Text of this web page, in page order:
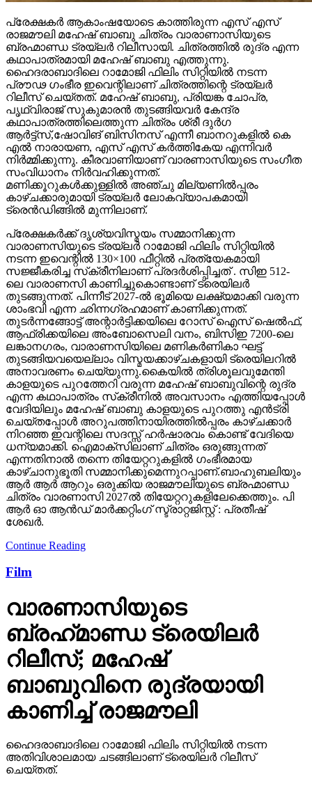
പ്രേക്ഷകർ ആകാംഷയോടെ കാത്തിരുന്ന എസ് എസ്
രാജമൗലി മഹേഷ് ബാബു ചിത്രം വാരാണാസിയുടെ
ബ്രഹ്മാണ്ഡ ട്രയ്ലർ റിലീസായി. ചിത്രത്തിൽ രുദ്ര എന്ന
കഥാപാത്രമായി മഹേഷ് ബാബു എത്തുന്നു.
ഹൈദരാബാദിലെ റാമോജി ഫിലിം സിറ്റിയിൽ നടന്ന
പ്രൗഢ ഗംഭീര ഇവെന്റിലാണ് ചിത്രത്തിന്റെ ട്രയ്ലർ
റിലീസ് ചെയ്തത്. മഹേഷ് ബാബു, പ്രിയങ്ക ചോപ്ര,
പൃഥ്വിരാജ് സുകുമാരൻ തുടങ്ങിയവർ കേന്ദ്ര
കഥാപാത്രത്തിലെത്തുന്ന ചിത്രം ശ്രീ ദുർഗ
ആർട്ട്സ്,ഷോവിങ് ബിസിനസ് എന്നീ ബാനറുകളിൽ കെ
എൽ നാരായണ, എസ് എസ് കർത്തികേയ എന്നിവർ
നിർമ്മിക്കുന്നു. കീരവാണിയാണ് വാരണാസിയുടെ സംഗീത
സംവിധാനം നിർവഹിക്കുന്നത്.
മണിക്കൂറുകൾക്കുള്ളിൽ അഞ്ചു മില്യണിൽപ്പരം
കാഴ്ചക്കാരുമായി ട്രയ്ലർ ലോകവ്യാപകമായി
ട്രെൻഡിങ്ങിൽ മുന്നിലാണ്.
പ്രേക്ഷകർക്ക് ദൃശ്യവിസ്മയം സമ്മാനിക്കുന്ന
വാരാണസിയുടെ ട്രയ്ലർ റാമോജി ഫിലിം സിറ്റിയിൽ
നടന്ന ഇവെന്റിൽ 130×100 ഫീറ്റിൽ പ്രത്യേകമായി
സജ്ജീകരിച്ച സ്‌ക്രീനിലാണ് പ്രദർശിപ്പിച്ചത് . സിഇ 512-
ലെ വാരാണസി കാണിച്ചുകൊണ്ടാണ് ട്രെയിലര്‍
തുടങ്ങുന്നത്. പിന്നീട് 2027-ല്‍ ഭൂമിയെ ലക്ഷ്യമാക്കി വരുന്ന
ശാംഭവി എന്ന ഛിന്നഗ്രഹമാണ് കാണിക്കുന്നത്.
തുടര്‍ന്നങ്ങോട്ട് അന്റാര്‍ട്ടിക്കയിലെ റോസ് ഐസ് ഷെല്‍ഫ്,
ആഫ്രിക്കയിലെ അംബോസെലി വനം, ബിസിഇ 7200-ലെ
ലങ്കാനഗരം, വാരാണസിയിലെ മണികര്‍ണികാ ഘട്ട്
തുടങ്ങിയവയെല്ലാം വിസ്മയക്കാഴ്ചകളായി ട്രെയിലറില്‍
അനാവരണം ചെയ്യുന്നു.കൈയില്‍ ത്രിശൂലവുമേന്തി
കാളയുടെ പുറത്തേറി വരുന്ന മഹേഷ് ബാബുവിന്റെ രുദ്ര
എന്ന കഥാപാത്രം സ്‌ക്രീനിൽ അവസാനം എത്തിയപ്പോൾ
വേദിയിലും മഹേഷ് ബാബു കാളയുടെ പുറത്തു എൻട്രി
ചെയ്തപ്പോൾ അറുപത്തിനായിരത്തിൽപ്പരം കാഴ്ചക്കാർ
നിറഞ്ഞ ഇവന്റിലെ സദസ്സ് ഹർഷാരവം കൊണ്ട് വേദിയെ
ധന്യമാക്കി. ഐമാക്‌സിലാണ് ചിത്രം ഒരുങ്ങുന്നത്
എന്നതിനാല്‍ തന്നെ തിയേറ്ററുകളില്‍ ഗംഭീരമായ
കാഴ്ചാനുഭൂതി സമ്മാനിക്കുമെന്നുറപ്പാണ്.ബാഹുബലിയും
ആർ ആർ ആറും ഒരുക്കിയ രാജമൗലിയുടെ ബ്രഹ്മാണ്ഡ
ചിത്രം വാരണാസി 2027ൽ തിയേറ്ററുകളിലേക്കെത്തും. പി
ആർ ഓ ആൻഡ് മാർക്കറ്റിംഗ് സ്ട്രാറ്റജിസ്റ്റ് : പ്രതീഷ്
ശേഖർ.
Continue Reading
Film
വാരണാസിയുടെ
ബ്രഹ്‌മാണ്ഡ ട്രെയിലര്‍
റിലീസ്; മഹേഷ്
ബാബുവിനെ രുദ്രയായി
കാണിച്ച് രാജമൗലി
ഹൈദരാബാദിലെ റാമോജി ഫിലിം സിറ്റിയില്‍ നടന്ന
അതിവിശാലമായ ചടങ്ങിലാണ് ട്രെയിലര്‍ റിലീസ്
ചെയ്തത്.